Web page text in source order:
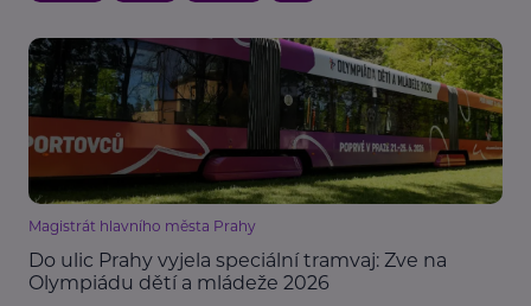
Magistrát hlavního města Prahy
Do ulic Prahy vyjela speciální tramvaj: Zve na
Olympiádu dětí a mládeže 2026